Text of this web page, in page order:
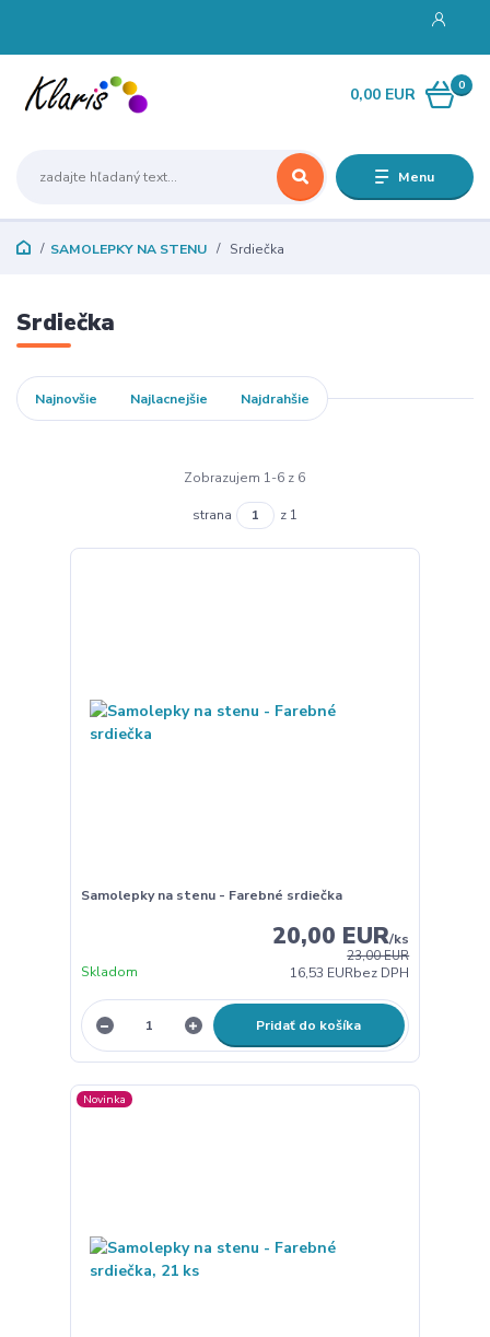
Menu
0
0,00 EUR
SAMOLEPKY NA STENU Srdiečka
Srdiečka
Najnovšie Najlacnejšie Najdrahšie
Zobrazujem 1-6 z 6
strana z 1
Samolepky na stenu - Farebné srdiečka
23,00 EUR
20,00 EUR/ks
16,53 EURbez DPH
Skladom
Pridať do košíka
Novinka